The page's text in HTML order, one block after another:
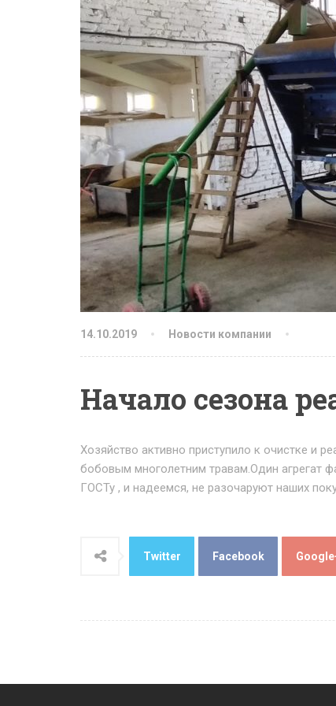
14.10.2019 Новости компании
Начало сезона
Хозяйство активно приступило к очистке и
бобовым многолетним травам.Один агрегат
ГОСТу , и надеемся, не разочаруют наших
Twitter Facebook